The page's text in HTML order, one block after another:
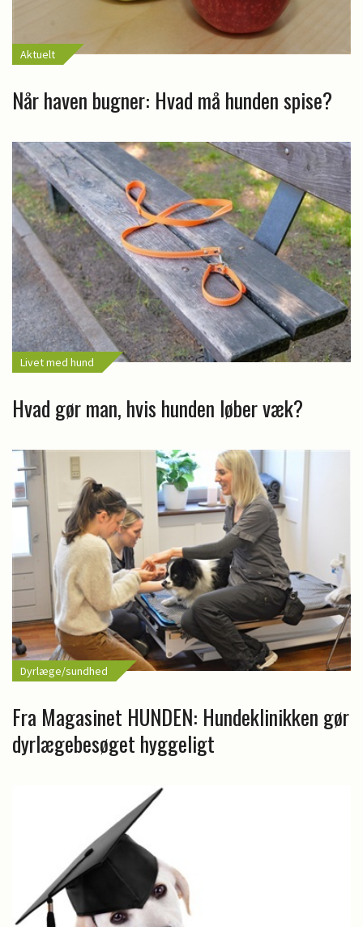
Aktuelt
Når haven bugner: Hvad må hunden spise?
Livet med hund
Hvad gør man, hvis hunden løber væk?
Dyrlæge/sundhed
Fra Magasinet HUNDEN: Hundeklinikken gør
dyrlægebesøget hyggeligt